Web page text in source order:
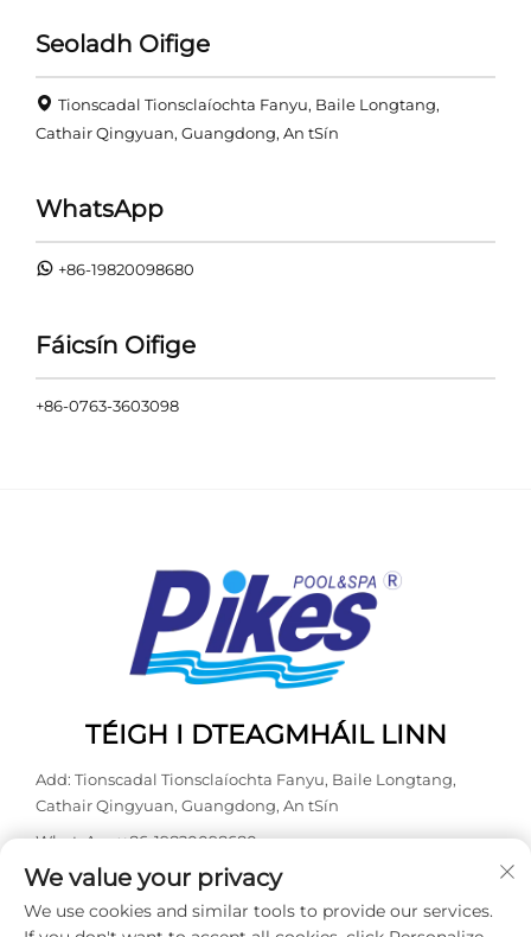
Seoladh Oifige
Tionscadal Tionsclaíochta Fanyu, Baile Longtang,
Cathair Qingyuan, Guangdong, An tSín
WhatsApp
+86-19820098680
Fáicsín Oifige
+86-0763-3603098
TÉIGH I DTEAGMHÁIL LINN
Add: Tionscadal Tionsclaíochta Fanyu, Baile Longtang,
Cathair Qingyuan, Guangdong, An tSín
WhatsApp:+86-19820098680
Teil: +86-0763-3603098
Ríomhphost:[email protected]
We value your privacy
We use cookies and similar tools to provide our services.